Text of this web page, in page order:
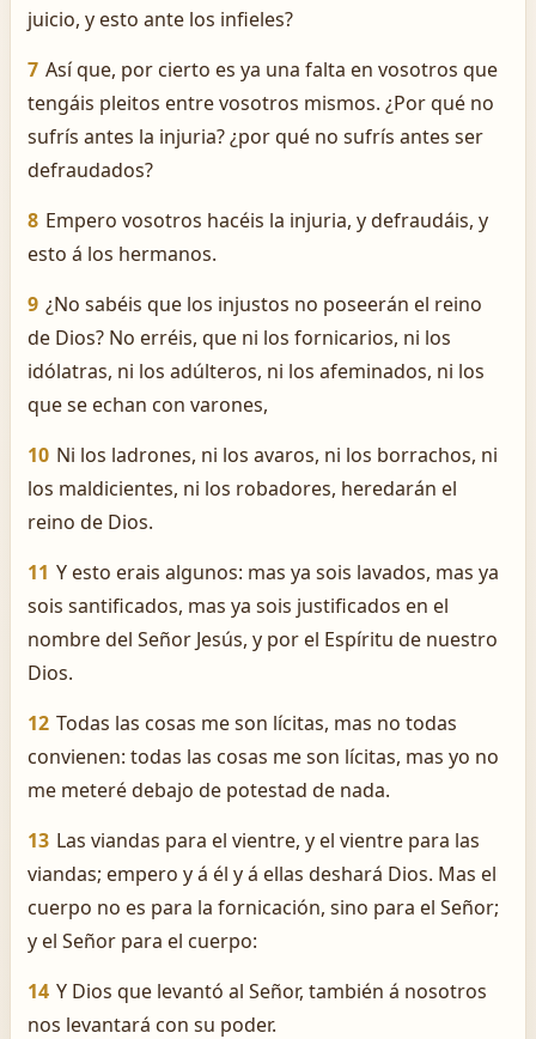
juicio, y esto ante los infieles?
7 Así que, por cierto es ya una falta en vosotros que
tengáis pleitos entre vosotros mismos. ¿Por qué no
sufrís antes la injuria? ¿por qué no sufrís antes ser
defraudados?
8 Empero vosotros hacéis la injuria, y defraudáis, y
esto á los hermanos.
9 ¿No sabéis que los injustos no poseerán el reino
de Dios? No erréis, que ni los fornicarios, ni los
idólatras, ni los adúlteros, ni los afeminados, ni los
que se echan con varones,
10 Ni los ladrones, ni los avaros, ni los borrachos, ni
los maldicientes, ni los robadores, heredarán el
reino de Dios.
11 Y esto erais algunos: mas ya sois lavados, mas ya
sois santificados, mas ya sois justificados en el
nombre del Señor Jesús, y por el Espíritu de nuestro
Dios.
12 Todas las cosas me son lícitas, mas no todas
convienen: todas las cosas me son lícitas, mas yo no
me meteré debajo de potestad de nada.
13 Las viandas para el vientre, y el vientre para las
viandas; empero y á él y á ellas deshará Dios. Mas el
cuerpo no es para la fornicación, sino para el Señor;
y el Señor para el cuerpo:
14 Y Dios que levantó al Señor, también á nosotros
nos levantará con su poder.